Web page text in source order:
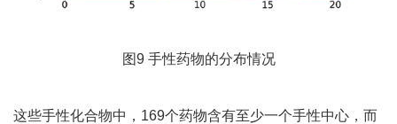
图9 手性药物的分布情况
这些手性化合物中，169个药物含有至少一个手性中心，而